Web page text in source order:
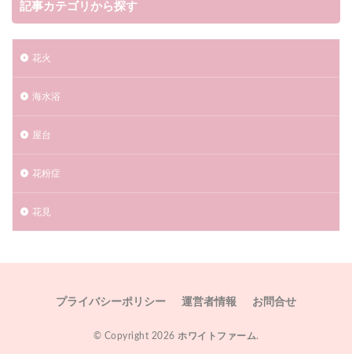
記事カテゴリから探す
花火
海水浴​​
屋台
花粉症
花見
プライバシーポリシー 運営者情報 お問合せ
© Copyright 2026 ホワイトファーム.